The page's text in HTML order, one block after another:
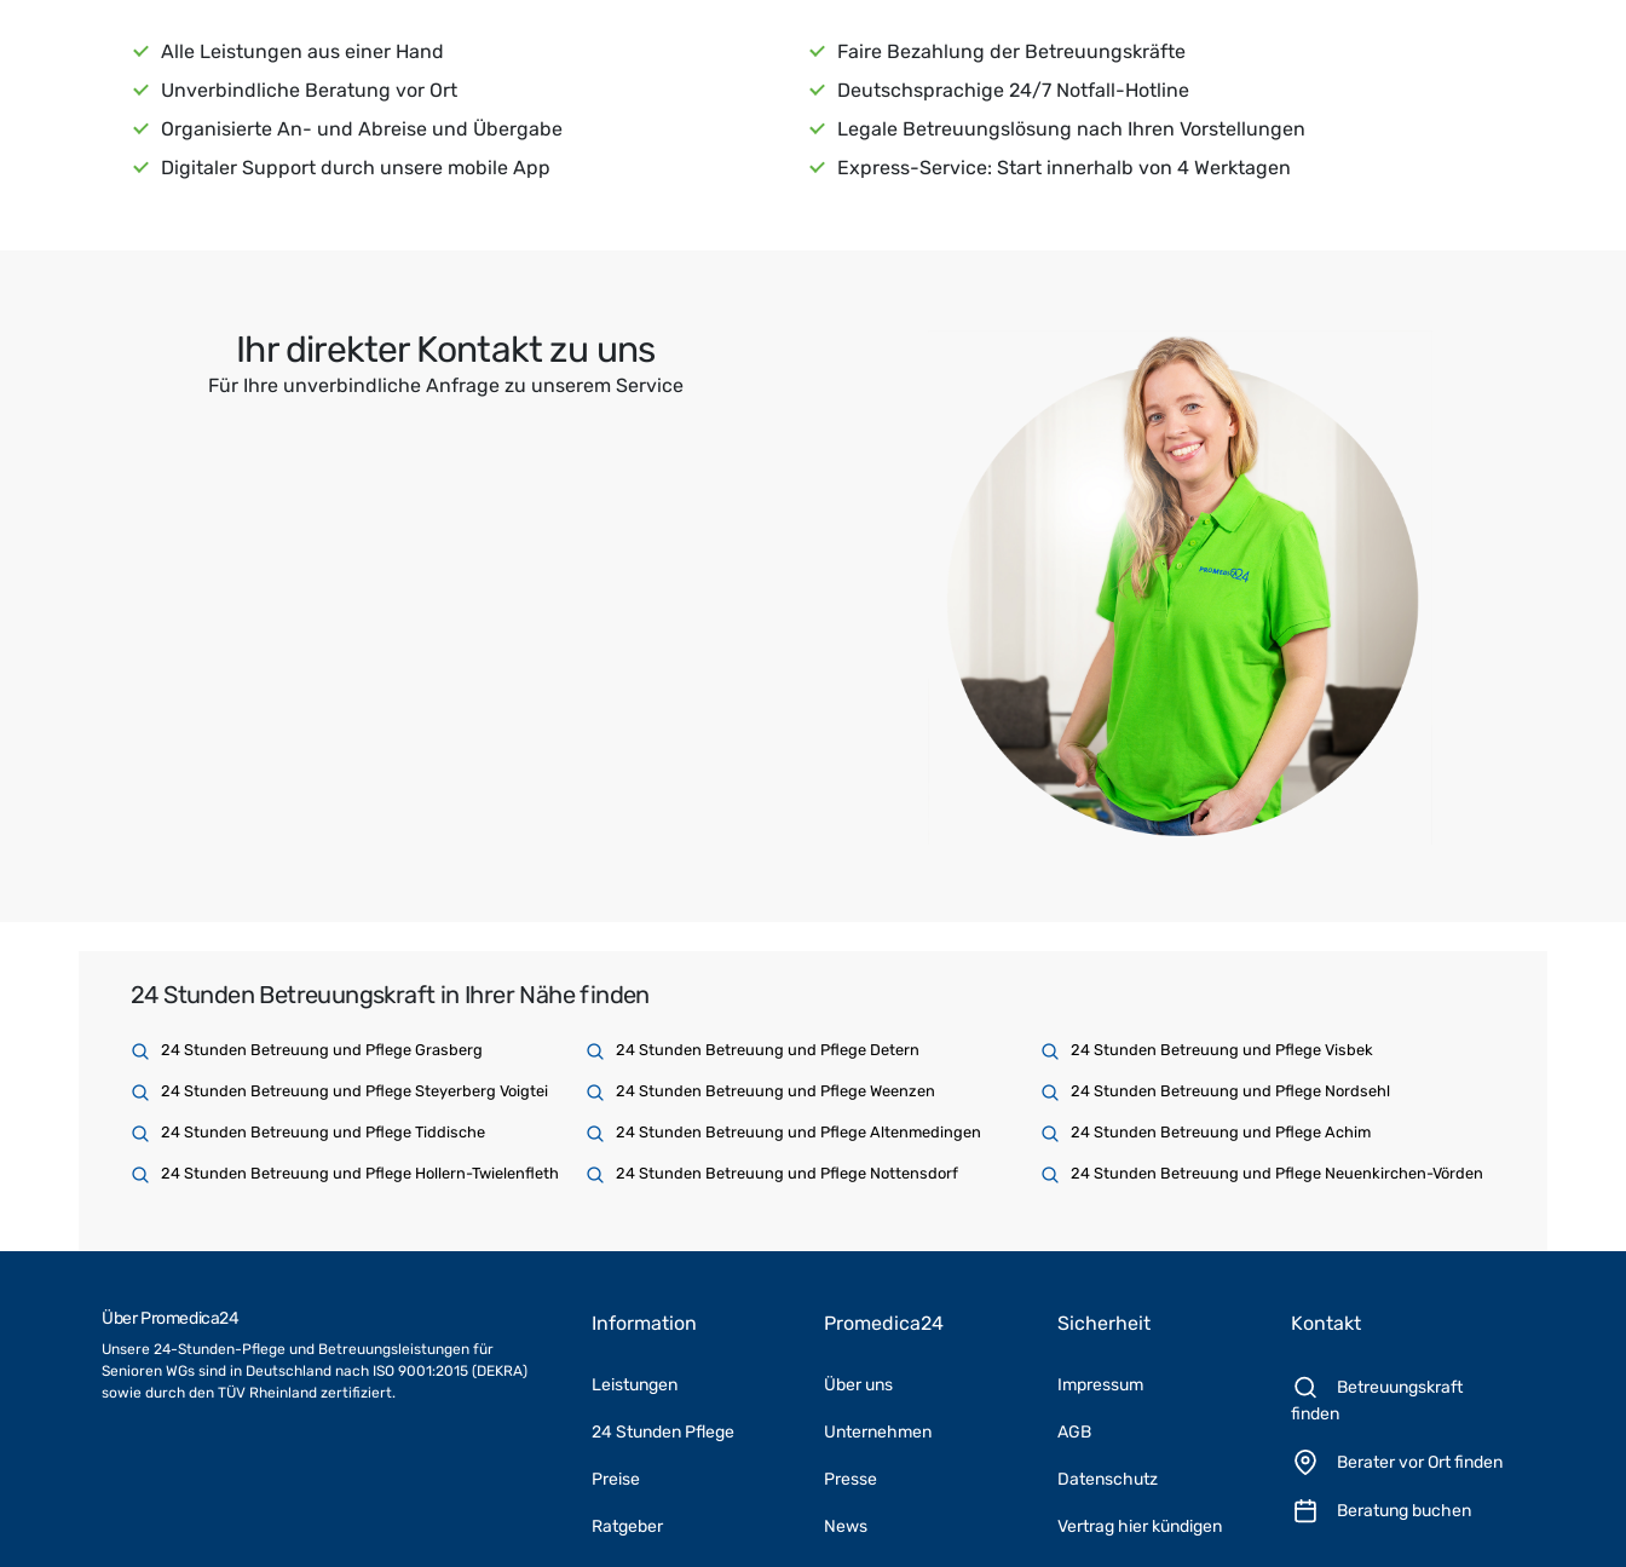
Alle Leistungen aus einer Hand
Faire Bezahlung der Betreuungskräfte
Unverbindliche Beratung vor Ort
Deutschsprachige 24/7 Notfall-Hotline
Organisierte An- und Abreise und Übergabe
Legale Betreuungslösung nach Ihren Vorstellungen
Digitaler Support durch unsere mobile App
Express-Service: Start innerhalb von 4 Werktagen
Ihr direkter Kontakt zu uns
Für Ihre unverbindliche Anfrage zu unserem Service
24 Stunden Betreuungskraft in Ihrer Nähe finden
24 Stunden Betreuung und Pflege Grasberg
24 Stunden Betreuung und Pflege Steyerberg Voigtei
24 Stunden Betreuung und Pflege Tiddische
24 Stunden Betreuung und Pflege Hollern-Twielenfleth
24 Stunden Betreuung und Pflege Detern
24 Stunden Betreuung und Pflege Weenzen
24 Stunden Betreuung und Pflege Altenmedingen
24 Stunden Betreuung und Pflege Nottensdorf
24 Stunden Betreuung und Pflege Visbek
24 Stunden Betreuung und Pflege Nordsehl
24 Stunden Betreuung und Pflege Achim
24 Stunden Betreuung und Pflege Neuenkirchen-Vörden
Über Promedica24
Unsere 24-Stunden-Pflege und Betreuungsleistungen für
Senioren WGs sind in Deutschland nach ISO 9001:2015 (DEKRA)
sowie durch den TÜV Rheinland zertifiziert.
Information
Leistungen
24 Stunden Pflege
Preise
Ratgeber
Promedica24
Über uns
Unternehmen
Presse
News
Sicherheit
Impressum
AGB
Datenschutz
Vertrag hier kündigen
Kontakt
Betreuungskraft
finden
Berater vor Ort finden
Beratung buchen